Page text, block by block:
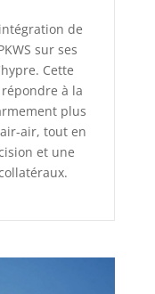
de
sur ses
Cette
à la
plus
air, tout en
et une